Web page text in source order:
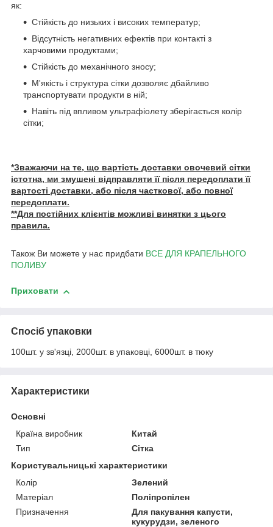
як:
Стійкість до низьких і високих температур;
Відсутність негативних ефектів при контакті з
харчовими продуктами;
Стійкість до механічного зносу;
М'якість і структура сітки дозволяє дбайливо
транспортувати продукти в ній;
Навіть під впливом ультрафіолету зберігається колір
сітки;
*Зважаючи на те, що вартість доставки овочевий сітки
істотна, ми змушені відправляти її після передоплати її
вартості доставки, або після часткової, або повної
передоплати.
**Для постійних клієнтів можливі винятки з цього
правила.
Також Ви можете у нас придбати ВСЕ ДЛЯ КРАПЕЛЬНОГО
ПОЛИВУ
Приховати
Спосіб упаковки
100шт. у зв'язці, 2000шт. в упаковці, 6000шт. в тюку
Характеристики
Основні
Країна виробник
Китай
Тип
Сітка
Користувальницькі характеристики
Колір
Зелений
Матеріал
Поліпропілен
Призначення
Для пакування капусти,
кукурудзи, зеленого